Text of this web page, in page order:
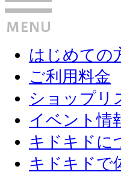
はじめての
ご利用料金
ショップリ
イベント情
キドキドに
キドキドで